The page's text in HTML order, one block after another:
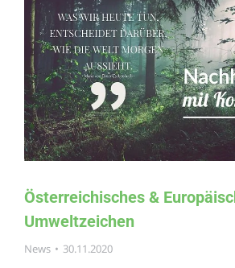
Österreichisches &
Umweltzeichen
News 30.11.2020